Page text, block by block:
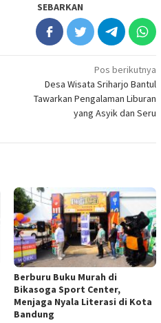
SEBARKAN
Pos berikutnya
Desa Wisata Sriharjo Bantul
Tawarkan Pengalaman Liburan
yang Asyik dan Seru
Berburu Buku Murah di
Bikasoga Sport Center,
Menjaga Nyala Literasi di Kota
Bandung